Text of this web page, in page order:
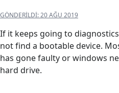
GÖNDERILDI:20 AĞU 2019
If it keeps going to
not find a bootable device.
has gone faulty or windows
hard drive.